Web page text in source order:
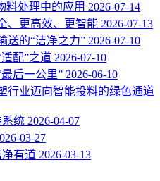
料处理中的应用 2026-07-14
、更高效、更智能 2026-07-13
送的“洁净之力” 2026-07-10
配”之道 2026-07-10
后一公里” 2026-06-10
行业迈向智能投料的绿色通道
系统 2026-04-07
03-27
有道 2026-03-13